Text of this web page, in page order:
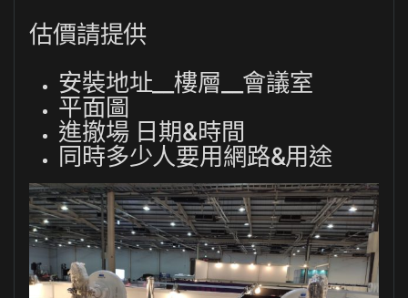
估價請提供
安裝地址__樓層__會議室
平面圖
進撤場 日期&時間
同時多少人要用網路&用途